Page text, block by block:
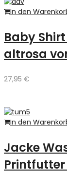
In den
Baby
altrosa
27,95 €
In den
Jacke
Printfutter